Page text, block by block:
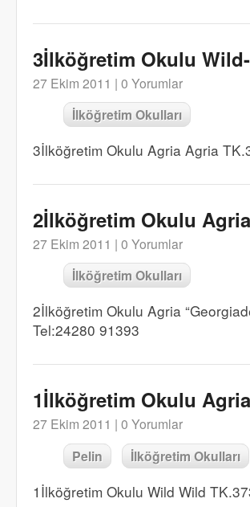
3İlköğretim Okulu
27 Ekim 2011 | 0 Yorumlar
İlköğretim Okulları
3İlköğretim Okulu Agria Agria
2İlköğretim Okulu
27 Ekim 2011 | 0 Yorumlar
İlköğretim Okulları
2İlköğretim Okulu Agria
Tel:24280 91393
1İlköğretim Okulu Agria
27 Ekim 2011 | 0 Yorumlar
Pelin İlköğretim Okulları
1İlköğretim Okulu Wild Wild